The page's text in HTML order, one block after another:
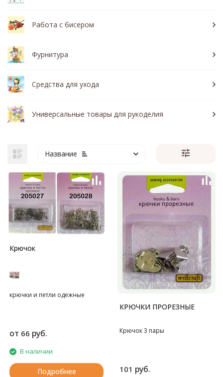
Работа с бисером
Фурнитура
Средства для ухода
Универсальные товары для рукоделия
Название
Крючок
крючки и петли одежные
от 66 руб.
В наличии
Подробнее
КРЮЧКИ ПРОРЕЗНЫЕ
Крючок 3 пары
101 руб.